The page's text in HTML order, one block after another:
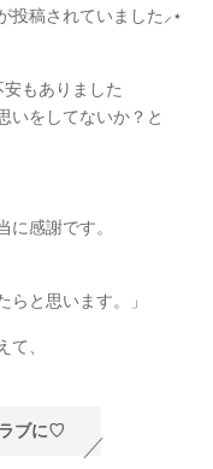
投稿されていました⸝⋆
安もありました
いをしてないか？と
感謝です。
らと思います。」
て、
ブに♡